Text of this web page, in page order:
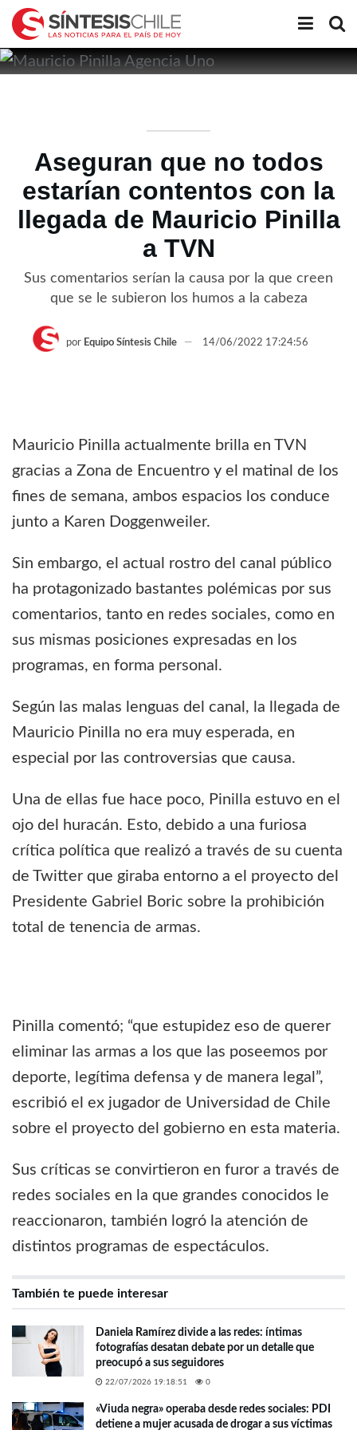
Aseguran que no todos
estarían contentos con la
llegada de Mauricio Pinilla
a TVN
Sus comentarios serían la causa por la que creen
que se le subieron los humos a la cabeza
por Equipo Síntesis Chile 14/06/2022 17:24:56
Mauricio Pinilla actualmente brilla en TVN
gracias a Zona de Encuentro y el matinal de los
fines de semana, ambos espacios los conduce
junto a Karen Doggenweiler.
Sin embargo, el actual rostro del canal público
ha protagonizado bastantes polémicas por sus
comentarios, tanto en redes sociales, como en
sus mismas posiciones expresadas en los
programas, en forma personal.
Según las malas lenguas del canal, la llegada de
Mauricio Pinilla no era muy esperada, en
especial por las controversias que causa.
Una de ellas fue hace poco, Pinilla estuvo en el
ojo del huracán. Esto, debido a una furiosa
crítica política que realizó a través de su cuenta
de Twitter que giraba entorno a el proyecto del
Presidente Gabriel Boric sobre la prohibición
total de tenencia de armas.
Pinilla comentó; “que estupidez eso de querer
eliminar las armas a los que las poseemos por
deporte, legítima defensa y de manera legal”,
escribió el ex jugador de Universidad de Chile
sobre el proyecto del gobierno en esta materia.
Sus críticas se convirtieron en furor a través de
redes sociales en la que grandes conocidos le
reaccionaron, también logró la atención de
distintos programas de espectáculos.
También te puede interesar
Daniela Ramírez divide a las redes: íntimas
fotografías desatan debate por un detalle que
preocupó a sus seguidores
22/07/2026 19:18:51 0
«Viuda negra» operaba desde redes sociales: PDI
detiene a mujer acusada de drogar a sus víctimas